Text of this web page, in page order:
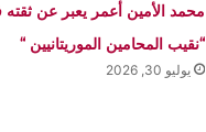
محمد الأمين أعمر يعبر عن
“نقيب المحامين الموريتانيين “
يوليو 30, 2026